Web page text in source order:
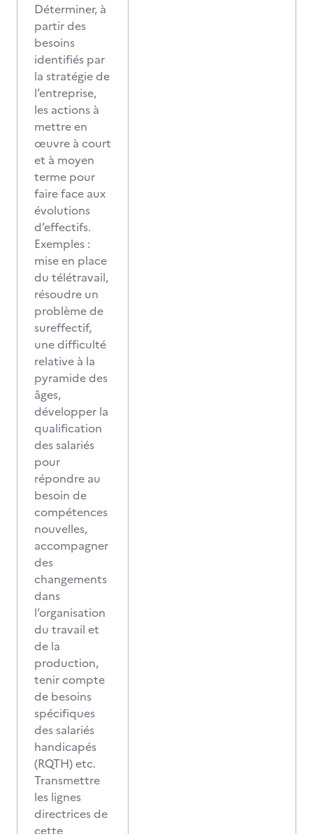
Déterminer, à
partir des
besoins
identifiés par
la stratégie de
l’entreprise,
les actions à
mettre en
œuvre à court
et à moyen
terme pour
faire face aux
évolutions
d’effectifs.
Exemples :
mise en place
du télétravail,
résoudre un
problème de
sureffectif,
une difficulté
relative à la
pyramide des
âges,
développer la
qualification
des salariés
pour
répondre au
besoin de
compétences
nouvelles,
accompagner
des
changements
dans
l’organisation
du travail et
de la
production,
tenir compte
de besoins
spécifiques
des salariés
handicapés
(RQTH) etc.
Transmettre
les lignes
directrices de
cette